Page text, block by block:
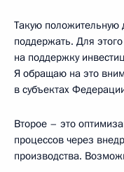
Такую положительную
поддержать. Для
на поддержку
Я обращаю на это
в субъектах
Второе – это
процессов через
производства.